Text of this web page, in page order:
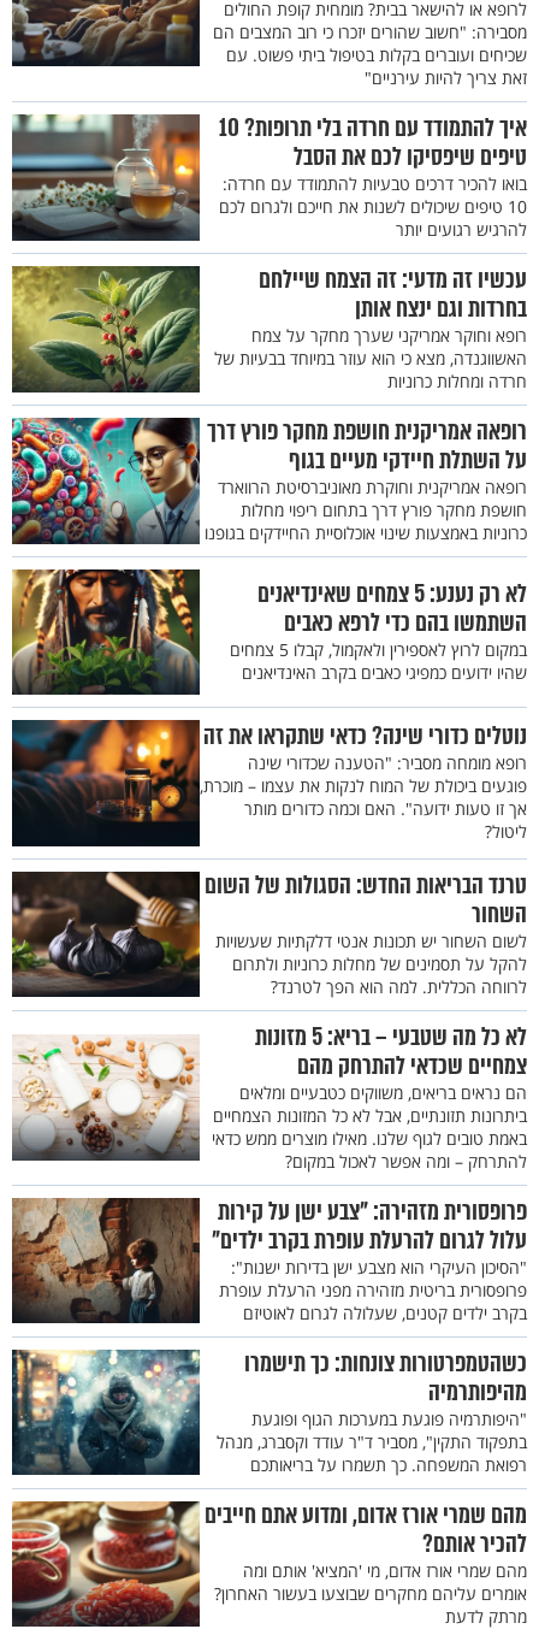
לרופא או להישאר בבית? מומחית קופת החולים
מסבירה: "חשוב שהורים יזכרו כי רוב המצבים הם
שכיחים ועוברים בקלות בטיפול ביתי פשוט. עם
זאת צריך להיות עירניים"
איך להתמודד עם חרדה בלי תרופות? 10
טיפים שיפסיקו לכם את הסבל
בואו להכיר דרכים טבעיות להתמודד עם חרדה:
10 טיפים שיכולים לשנות את חייכם ולגרום לכם
להרגיש רגועים יותר
עכשיו זה מדעי: זה הצמח שיילחם
בחרדות וגם ינצח אותן
רופא וחוקר אמריקני שערך מחקר על צמח
האשווגנדה, מצא כי הוא עוזר במיוחד בבעיות של
חרדה ומחלות כרוניות
רופאה אמריקנית חושפת מחקר פורץ דרך
על השתלת חיידקי מעיים בגוף
רופאה אמריקנית וחוקרת מאוניברסיטת הרווארד
חושפת מחקר פורץ דרך בתחום ריפוי מחלות
כרוניות באמצעות שינוי אוכלוסיית החיידקים בגופנו
לא רק נענע: 5 צמחים שאינדיאנים
השתמשו בהם כדי לרפא כאבים
במקום לרוץ לאספירין ולאקמול, קבלו 5 צמחים
שהיו ידועים כמפיגי כאבים בקרב האינדיאנים
נוטלים כדורי שינה? כדאי שתקראו את זה
רופא מומחה מסביר: "הטענה שכדורי שינה
פוגעים ביכולת של המוח לנקות את עצמו – מוכרת,
אך זו טעות ידועה". האם וכמה כדורים מותר
ליטול?
טרנד הבריאות החדש: הסגולות של השום
השחור
לשום השחור יש תכונות אנטי דלקתיות שעשויות
להקל על תסמינים של מחלות כרוניות ולתרום
לרווחה הכללית. למה הוא הפך לטרנד?
לא כל מה שטבעי – בריא: 5 מזונות
צמחיים שכדאי להתרחק מהם
הם נראים בריאים, משווקים כטבעיים ומלאים
ביתרונות תזונתיים, אבל לא כל המזונות הצמחיים
באמת טובים לגוף שלנו. מאילו מוצרים ממש כדאי
להתרחק – ומה אפשר לאכול במקום?
פרופסורית מזהירה: "צבע ישן על קירות
עלול לגרום להרעלת עופרת בקרב ילדים"
"הסיכון העיקרי הוא מצבע ישן בדירות ישנות":
פרופסורית בריטית מזהירה מפני הרעלת עופרת
בקרב ילדים קטנים, שעלולה לגרום לאוטיזם
כשהטמפרטורות צונחות: כך תישמרו
מהיפותרמיה
"היפותרמיה פוגעת במערכות הגוף ופוגעת
בתפקוד התקין", מסביר ד"ר עודד וקסברג, מנהל
רפואת המשפחה. כך תשמרו על בריאותכם
מהם שמרי אורז אדום, ומדוע אתם חייבים
להכיר אותם?
מהם שמרי אורז אדום, מי 'המציא' אותם ומה
אומרים עליהם מחקרים שבוצעו בעשור האחרון?
מרתק לדעת